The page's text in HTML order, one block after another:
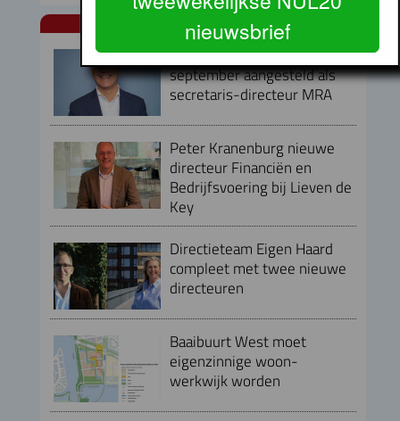
NUL20 NIEUWS
Armand van de Laar per 1
september aangesteld als
secretaris-directeur MRA
Peter Kranenburg nieuwe
directeur Financiën en
Bedrijfsvoering bij Lieven de
Key
Directieteam Eigen Haard
compleet met twee nieuwe
directeuren
Baaibuurt West moet
eigenzinnige woon-
werkwijk worden
nieuwsbrief